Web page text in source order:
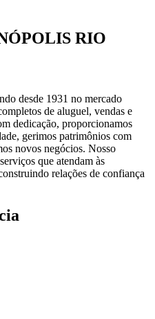
RIO
desde 1931 no mercado
de aluguel, vendas e
dedicação, proporcionamos
gerimos patrimônios com
novos negócios. Nosso
que atendam às
relações de confiança